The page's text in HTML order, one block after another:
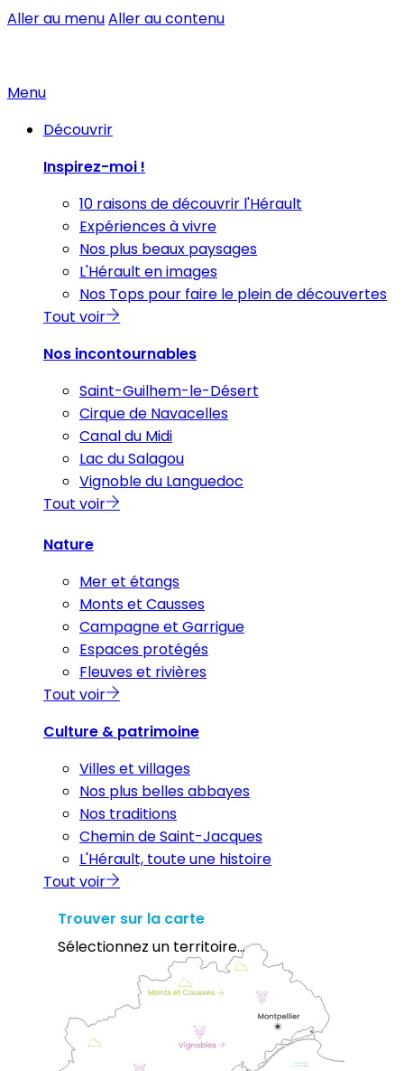
Aller au menuAller au contenu
Menu
Découvrir
Inspirez-moi !
10 raisons de découvrir l'Hérault
Expériences à vivre
Nos plus beaux paysages
L'Hérault en images
Nos Tops pour faire le plein de découvertes
Tout voir
Nos incontournables
Saint-Guilhem-le-Désert
Cirque de Navacelles
Canal du Midi
Lac du Salagou
Vignoble du Languedoc
Tout voir
Nature
Mer et étangs
Monts et Causses
Campagne et Garrigue
Espaces protégés
Fleuves et rivières
Tout voir
Culture & patrimoine
Villes et villages
Nos plus belles abbayes
Nos traditions
Chemin de Saint-Jacques
L'Hérault, toute une histoire
Tout voir
Trouver sur la carte
Sélectionnez un territoire...